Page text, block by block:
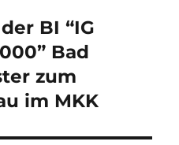
BI “IG
Bad
zum
im MKK